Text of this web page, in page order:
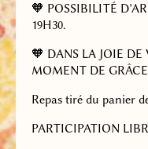
🧡 POSSIBILITÉ
19H30.
🧡 DANS LA JOIE DE
MOMENT DE
Repas tiré du panier
PARTICIPATION